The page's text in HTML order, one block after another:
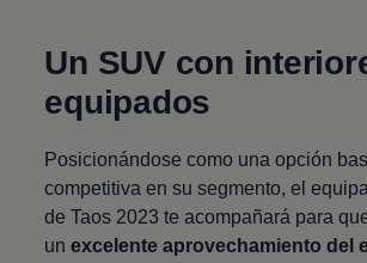
Un SUV con
equipados
Posicionándose como una opción
competitiva en su segmento, el
de Taos 2023 te acompañará para
un excelente aprovechamiento del